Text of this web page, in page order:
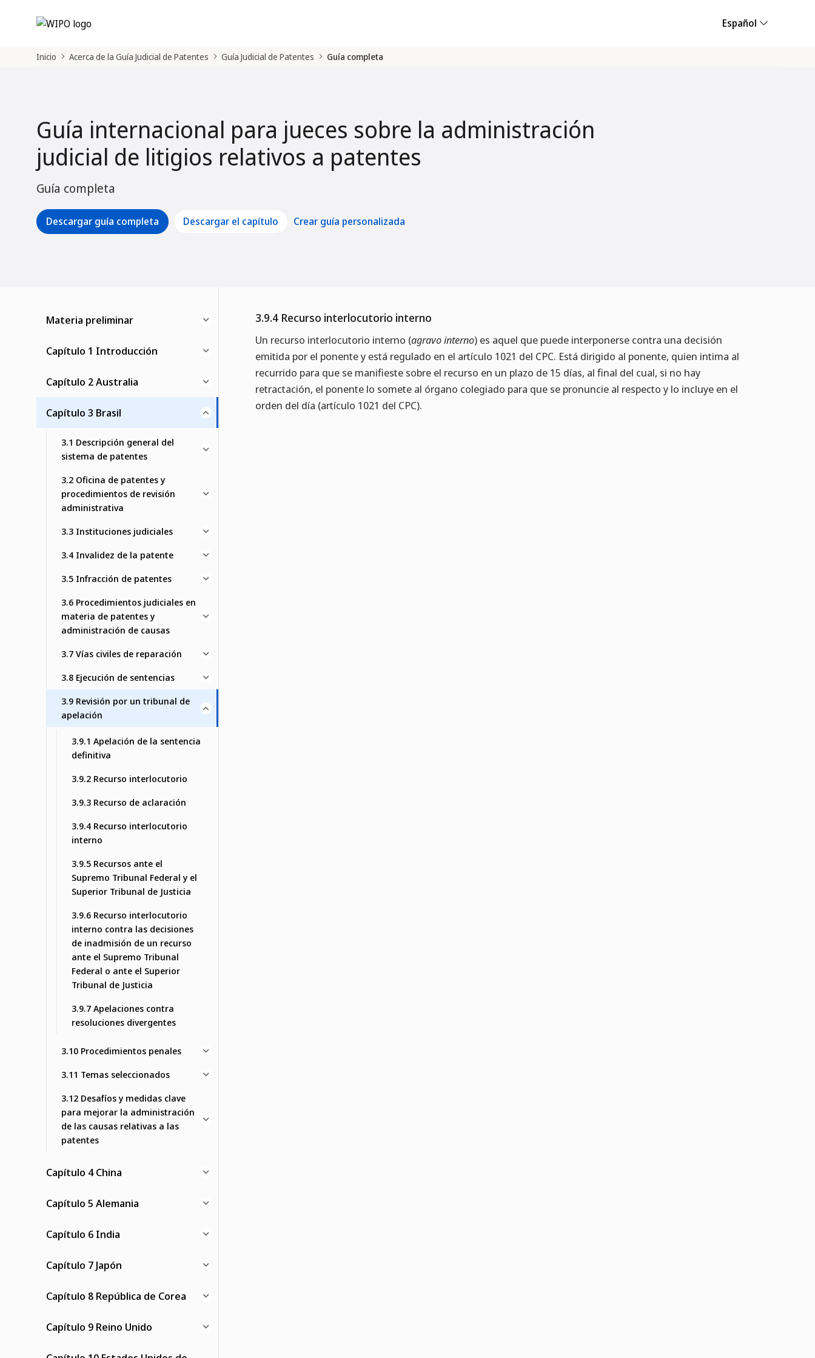
Español
Inicio Acerca de la Guía Judicial de Patentes Guía Judicial de Patentes Guía completa
Guía internacional para jueces sobre la administración
judicial de litigios relativos a patentes
Guía completa
Descargar guía completa Descargar el capítulo Crear guía personalizada
Materia preliminar
Capítulo 1 Introducción
Capítulo 2 Australia
Capítulo 3 Brasil
3.1 Descripción general del
sistema de patentes
3.2 Oficina de patentes y
procedimientos de revisión
administrativa
3.3 Instituciones judiciales
3.4 Invalidez de la patente
3.5 Infracción de patentes
3.6 Procedimientos judiciales en
materia de patentes y
administración de causas
3.7 Vías civiles de reparación
3.8 Ejecución de sentencias
3.9 Revisión por un tribunal de
apelación
3.9.1 Apelación de la sentencia
definitiva
3.9.2 Recurso interlocutorio
3.9.3 Recurso de aclaración
3.9.4 Recurso interlocutorio
interno
3.9.5 Recursos ante el
Supremo Tribunal Federal y el
Superior Tribunal de Justicia
3.9.6 Recurso interlocutorio
interno contra las decisiones
de inadmisión de un recurso
ante el Supremo Tribunal
Federal o ante el Superior
Tribunal de Justicia
3.9.7 Apelaciones contra
resoluciones divergentes
3.10 Procedimientos penales
3.11 Temas seleccionados
3.12 Desafíos y medidas clave
para mejorar la administración
de las causas relativas a las
patentes
Capítulo 4 China
Capítulo 5 Alemania
Capítulo 6 India
Capítulo 7 Japón
Capítulo 8 República de Corea
Capítulo 9 Reino Unido
3.9.4 Recurso interlocutorio interno
Un recurso interlocutorio interno (agravo interno) es aquel que puede interponerse contra una decisión
emitida por el ponente y está regulado en el artículo 1021 del CPC. Está dirigido al ponente, quien intima al
recurrido para que se manifieste sobre el recurso en un plazo de 15 días, al final del cual, si no hay
retractación, el ponente lo somete al órgano colegiado para que se pronuncie al respecto y lo incluye en el
orden del día (artículo 1021 del CPC).